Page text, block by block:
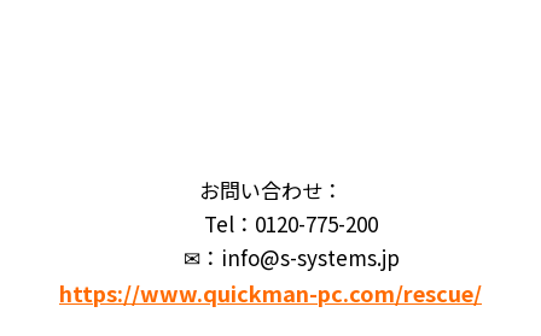
お問い合わせ：
Tel：0120-775-200
✉：info@s-systems.jp
https://www.quickman-pc.com/rescue/